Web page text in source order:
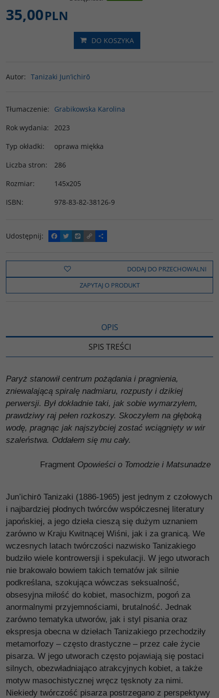
35,00PLN
DO KOSZYKA
Autor: Tanizaki Jun’ichirō
Tłumaczenie:
Grabikowska Karolina
Rok wydania:
2023
Typ okładki:
oprawa miękka
Liczba stron:
286
Rozmiar:
145x205
ISBN: 978-83-82-38126-9
Udostępnij:
F
a
e
o
k
T
w
t
t
e
W
y
o
C
o
y
i
n
k
P
o
z
e
l
s
DODAJ DO PRZECHOWALNI
ZAPYTAJ O PRODUKT
OPIS
SPIS TREŚCI
Paryż stanowił centrum pożądania i pragnienia,
zniewalającą spiralę nadmiaru, rozpusty i dzikiej
perwersji. Był dokładnie taki, jak sobie wymarzyłem,
prawdziwy raj pełen rozkoszy. Skoczyłem na głęboką
wodę, pragnąc jak najszybciej zostać wciągnięty w wir
szaleństwa. Oddałem się mu cały.
Fragment Opowieści o Tomodzie i Matsunadze
Jun’ichirō Tanizaki (1886-1965) jest jednym z czołowych
i najbardziej płodnych twórców współczesnej literatury
japońskiej, a jego dzieła cieszą się dużym uznaniem
zarówno w Kraju Kwitnącej Wiśni, jak i za granicą. We
wczesnych latach twórczości nazwisko Tanizakiego
budziło wiele kontrowersji i spekulacji. W jego utworach
nie brakowało bowiem takich tematów jak silnie
podkreślana, szokująca wówczas seksualność,
obsesyjna miłość do kobiet, masochizm, pogoń za
anormalnymi przyjemnościami, brutalność. Jednak
zarówno tematyka utworów, jak i styl pisania oraz
ekspresja obecna w dziełach Tanizakiego przechodziły
metamorfozy – często drastyczne – przez całe życie
pisarza. W jego utworach często pojawiają się postaci
silnych, obezwładniająco atrakcyjnych kobiet, a także
motyw masochistycznej wręcz tęsknoty za nimi.
Niekiedy twórczość pisarza postrzegano z perspektywy